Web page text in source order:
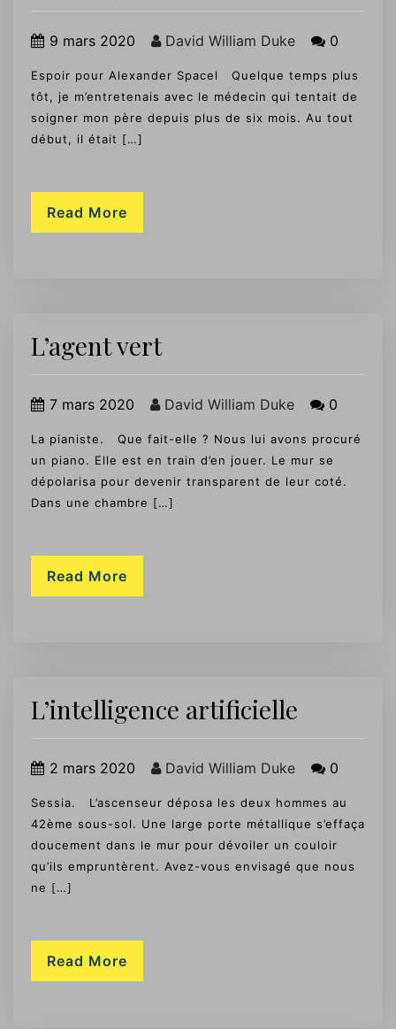
9 mars 2020 David William Duke 0
Espoir pour Alexander Spacel Quelque temps plus
tôt, je m’entretenais avec le médecin qui tentait de
soigner mon père depuis plus de six mois. Au tout
début, il était […]
Read More
L’agent vert
7 mars 2020 David William Duke 0
La pianiste. Que fait-elle ? Nous lui avons procuré
un piano. Elle est en train d’en jouer. Le mur se
dépolarisa pour devenir transparent de leur coté.
Dans une chambre […]
Read More
L’intelligence artificielle
2 mars 2020 David William Duke 0
Sessia. L’ascenseur déposa les deux hommes au
42ème sous-sol. Une large porte métallique s’effaça
doucement dans le mur pour dévoiler un couloir
qu’ils empruntèrent. Avez-vous envisagé que nous
ne […]
Read More